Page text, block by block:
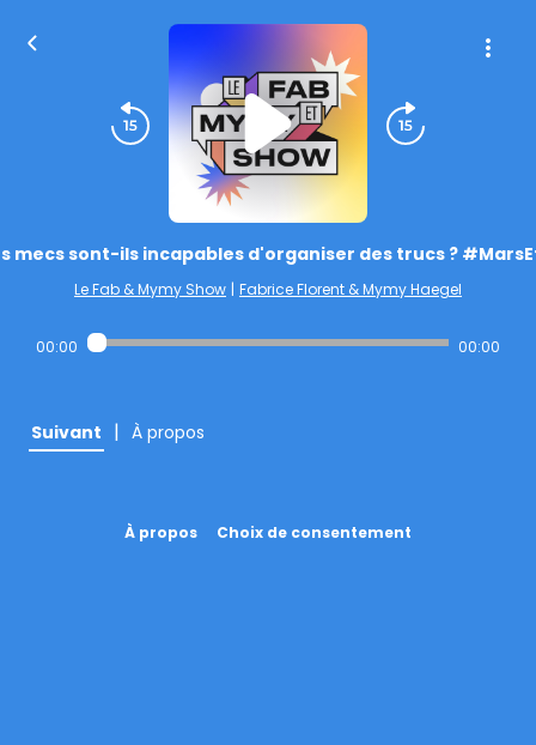
mecs sont-ils incapables d'organiser des trucs ?
Le Fab & Mymy Show | Fabrice Florent & Mymy Haegel
00:00 00:00
Suivant | À propos
À propos Choix de consentement